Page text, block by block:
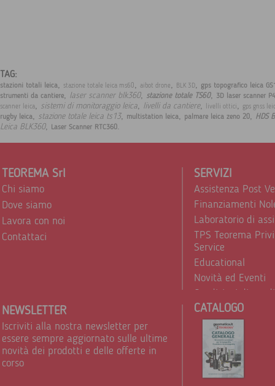
TAG:
stazioni totali leica, stazione totale leica ms60, aibot drone, BLK 3D, gps topografico leica
strumenti da cantiere, laser scanner blk360, stazione totale TS60, 3D laser scanner
scanner leica, sistemi di monitoraggio leica, livelli da cantiere, livelli ottici, gps gnss
rugby leica, stazione totale leica ts13, multistation leica, palmare leica zeno 20, HDS
Leica BLK360, Laser Scanner RTC360.
TEOREMA Srl
Chi siamo
Dove siamo
Lavora con noi
Contattaci
SERVIZI
Assistenza Post
Finanziamenti
Laboratorio di
TPS Teorema
Service
Educational
Novità ed Eventi
Condizioni di
Trattamento dei
NEWSLETTER
Iscriviti alla nostra newsletter per
essere sempre aggiornato sulle ultime
novità dei prodotti e delle offerte in
corso
CATALOGO